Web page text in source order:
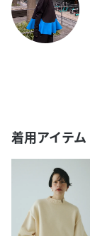
着用アイテム